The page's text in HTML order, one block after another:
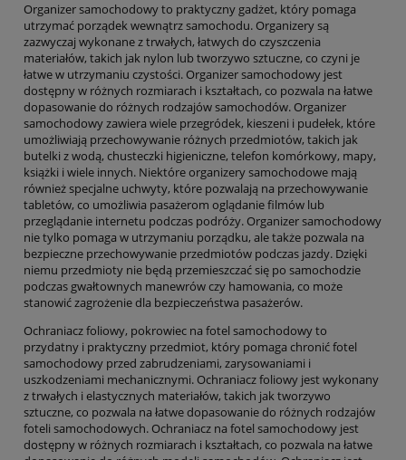
Organizer samochodowy to praktyczny gadżet, który pomaga
utrzymać porządek wewnątrz samochodu. Organizery są
zazwyczaj wykonane z trwałych, łatwych do czyszczenia
materiałów, takich jak nylon lub tworzywo sztuczne, co czyni je
łatwe w utrzymaniu czystości. Organizer samochodowy jest
dostępny w różnych rozmiarach i kształtach, co pozwala na łatwe
dopasowanie do różnych rodzajów samochodów. Organizer
samochodowy zawiera wiele przegródek, kieszeni i pudełek, które
umożliwiają przechowywanie różnych przedmiotów, takich jak
butelki z wodą, chusteczki higieniczne, telefon komórkowy, mapy,
książki i wiele innych. Niektóre organizery samochodowe mają
również specjalne uchwyty, które pozwalają na przechowywanie
tabletów, co umożliwia pasażerom oglądanie filmów lub
przeglądanie internetu podczas podróży. Organizer samochodowy
nie tylko pomaga w utrzymaniu porządku, ale także pozwala na
bezpieczne przechowywanie przedmiotów podczas jazdy. Dzięki
niemu przedmioty nie będą przemieszczać się po samochodzie
podczas gwałtownych manewrów czy hamowania, co może
stanowić zagrożenie dla bezpieczeństwa pasażerów.
Ochraniacz foliowy, pokrowiec na fotel samochodowy to
przydatny i praktyczny przedmiot, który pomaga chronić fotel
samochodowy przed zabrudzeniami, zarysowaniami i
uszkodzeniami mechanicznymi. Ochraniacz foliowy jest wykonany
z trwałych i elastycznych materiałów, takich jak tworzywo
sztuczne, co pozwala na łatwe dopasowanie do różnych rodzajów
foteli samochodowych. Ochraniacz na fotel samochodowy jest
dostępny w różnych rozmiarach i kształtach, co pozwala na łatwe